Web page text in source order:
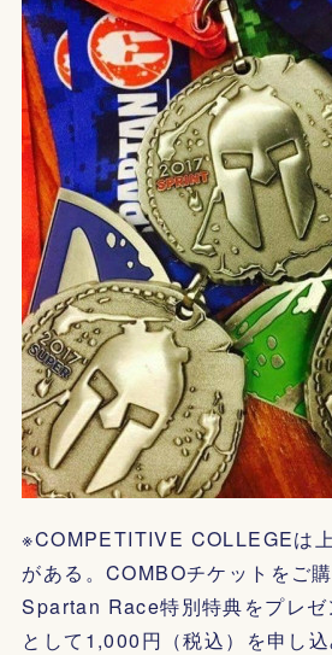
※COMPETITIVE COLLEGEは
がある。COMBOチケットをご
Spartan Race特別特典をプレ
として1,000円（税込）を申し